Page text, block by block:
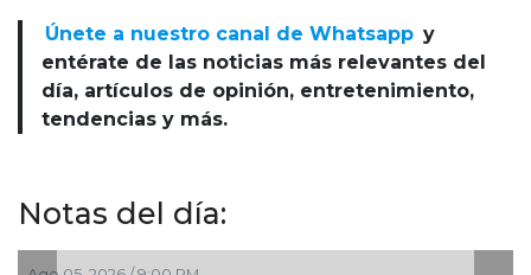
Únete a nuestro canal de Whatsapp y
entérate de las noticias más relevantes del
día, artículos de opinión, entretenimiento,
tendencias y más.
Notas del día: